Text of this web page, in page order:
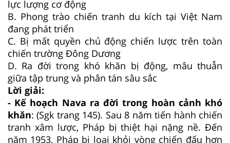
lực lượng cơ động
B. Phong trào chiến tranh du kích tại Việt Nam
đang phát triển
C. Bị mất quyền chủ động chiến lược trên toàn
chiến trường Đông Dương
D. Ra đời trong khó khăn bị động, mâu thuẫn
giữa tập trung và phân tán sâu sắc
Lời giải:
- Kế hoạch Nava ra đời trong hoàn cảnh khó
khăn: (Sgk trang 145). Sau 8 năm tiến hành chiến
tranh xâm lược, Pháp bị thiệt hại nặng nề. Đến
năm 1953, Pháp bị loại khỏi vòng chiến đấu hơn